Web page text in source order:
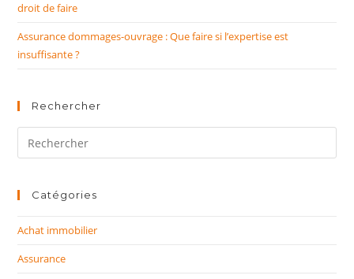
droit de faire
Assurance dommages-ouvrage : Que faire si l’expertise est
insuffisante ?
Rechercher
Rechercher
sur
siteCatégories
Achat immobilier
Assurance